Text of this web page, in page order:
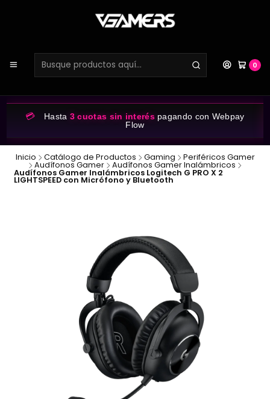
0
💳 Hasta 3 cuotas sin interéspagando con Webpay
Flow
Inicio Catálogo de Productos Gaming Periféricos Gamer
Audífonos Gamer Audífonos Gamer Inalámbricos
Audífonos Gamer Inalámbricos Logitech G PRO X 2
LIGHTSPEED con Micrófono y Bluetooth